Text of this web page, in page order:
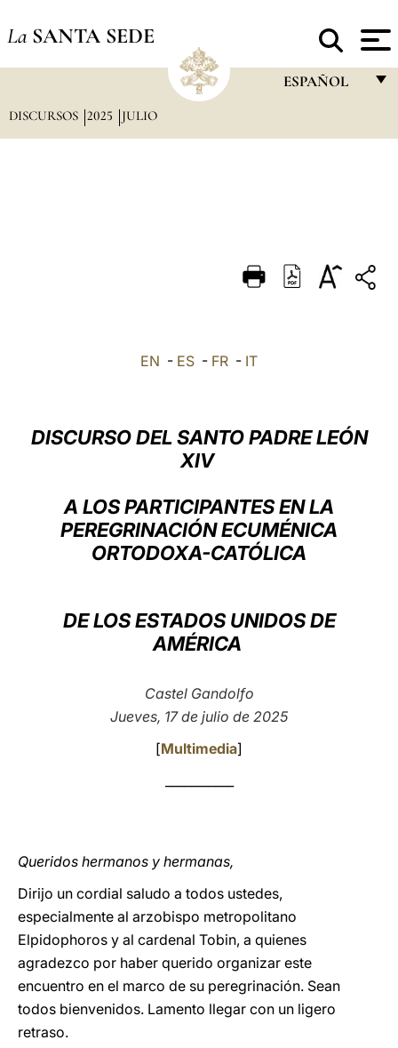
La SANTA SEDE
ESPAÑOL
DEUTSCH
LATINE
DISCURSOS 2025 JULIO
EN - ES - FR - IT
DISCURSO DEL SANTO PADRE LEÓN
XIV
A LOS PARTICIPANTES EN LA
PEREGRINACIÓN ECUMÉNICA
ORTODOXA-CATÓLICA
DE LOS ESTADOS UNIDOS DE
AMÉRICA
Castel Gandolfo
Jueves, 17 de julio de 2025
[Multimedia]
Queridos hermanos y hermanas,
Dirijo un cordial saludo a todos ustedes,
especialmente al arzobispo metropolitano
Elpidophoros y al cardenal Tobin, a quienes
agradezco por haber querido organizar este
encuentro en el marco de su peregrinación. Sean
todos bienvenidos. Lamento llegar con un ligero
retraso.